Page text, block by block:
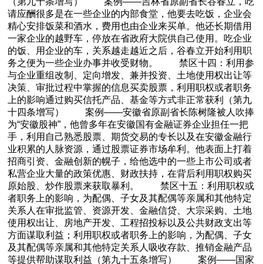
请应酬很多是在一些企业的内部食堂，他要去吃饭，企业会
精心安排饭菜和酒水，费用也由企业来买单。他还长期借用
一家企业的越野车，停放在省政府大院供自己使用。吃企业
的饭、用企业的车，关系越走越近之后，谷春立开始利用职
务之便为一些企业办事并收受财物。 禁区十四：利用参
与企业重组改制、定向增发、兼并投资、土地使用权出让等
决策、审批过程中掌握的信息买卖股票，利用职权或者职务
上的影响通过购买信托产品、基金等方式非正常获利（第九
十四条增写） 案例——安徽省原副省长陈树隆被人吹捧
为“安徽股神”，他曾多年在安徽国有金融证券企业担任一把
手，利用自己熟悉股票、期货交易的专长以及在安徽金融行
业积累的人脉资源，通过股票证券市场牟利。他表面上打着
招商引资、金融创新的幌子，给他选中的一些上市公司或者
私营企业大量的政策优惠、财政扶持，在背后利用职权购买
原始股、炒作股票来获取暴利。 禁区十五：利用职权或
者职务上的影响，为配偶、子女及其配偶等亲属和其他特定
关系人在审批监管、资源开发、金融信贷、大宗采购、土地
使用权出让、房地产开发、工程招投标以及公共财政支出等
方面谋取利益；利用职权或者职务上的影响，为配偶、子女
及其配偶等亲属和其他特定关系人吸收存款、推销金融产品
等提供帮助谋取利益（第九十五条增写） 案例——国家